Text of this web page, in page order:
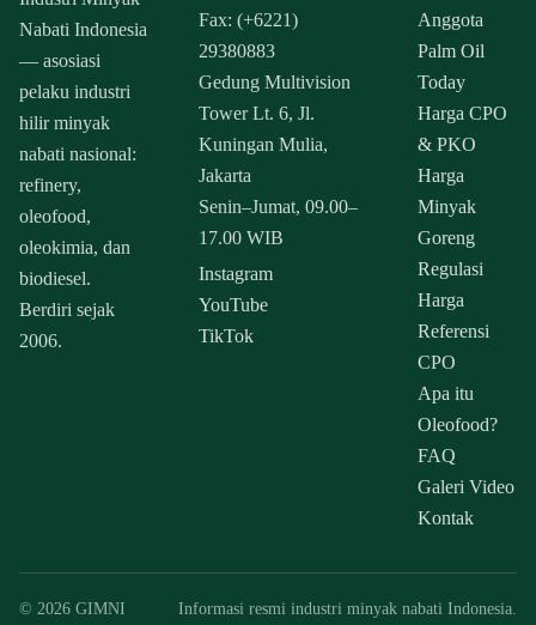
Nabati Indonesia
— asosiasi
pelaku industri
hilir minyak
nabati nasional:
refinery,
oleofood,
oleokimia, dan
biodiesel.
Berdiri sejak
2006.
Fax: (+6221)
29380883
Gedung Multivision
Tower Lt. 6, Jl.
Kuningan Mulia,
Jakarta
Senin–Jumat, 09.00–
17.00 WIB
Instagram
YouTube
TikTok
Anggota
Palm Oil
Today
Harga CPO
& PKO
Harga
Minyak
Goreng
Regulasi
Harga
Referensi
CPO
Apa itu
Oleofood?
FAQ
Galeri Video
Kontak
© 2026 GIMNI Informasi resmi industri minyak nabati Indonesia.